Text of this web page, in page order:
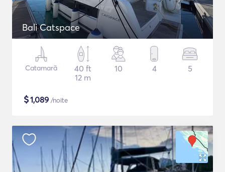
Bali Catspace
Catamarã
40 ft
12 m
10 4 5
$1,089 /noite